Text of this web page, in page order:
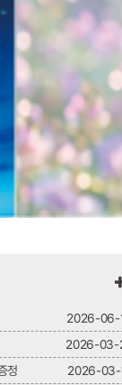
2026-06-
2026-03-
정
2026-03-